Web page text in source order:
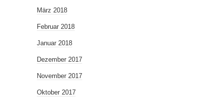
März 2018
Februar 2018
Januar 2018
Dezember 2017
November 2017
Oktober 2017